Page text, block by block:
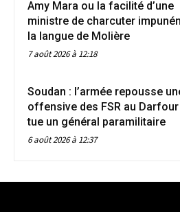
Amy Mara ou la facilité d’une
ministre de charcuter
la langue de Molière
7 août 2026 à 12:18
Soudan : l’armée repousse
offensive des FSR au
tue un général paramilitaire
6 août 2026 à 12:37